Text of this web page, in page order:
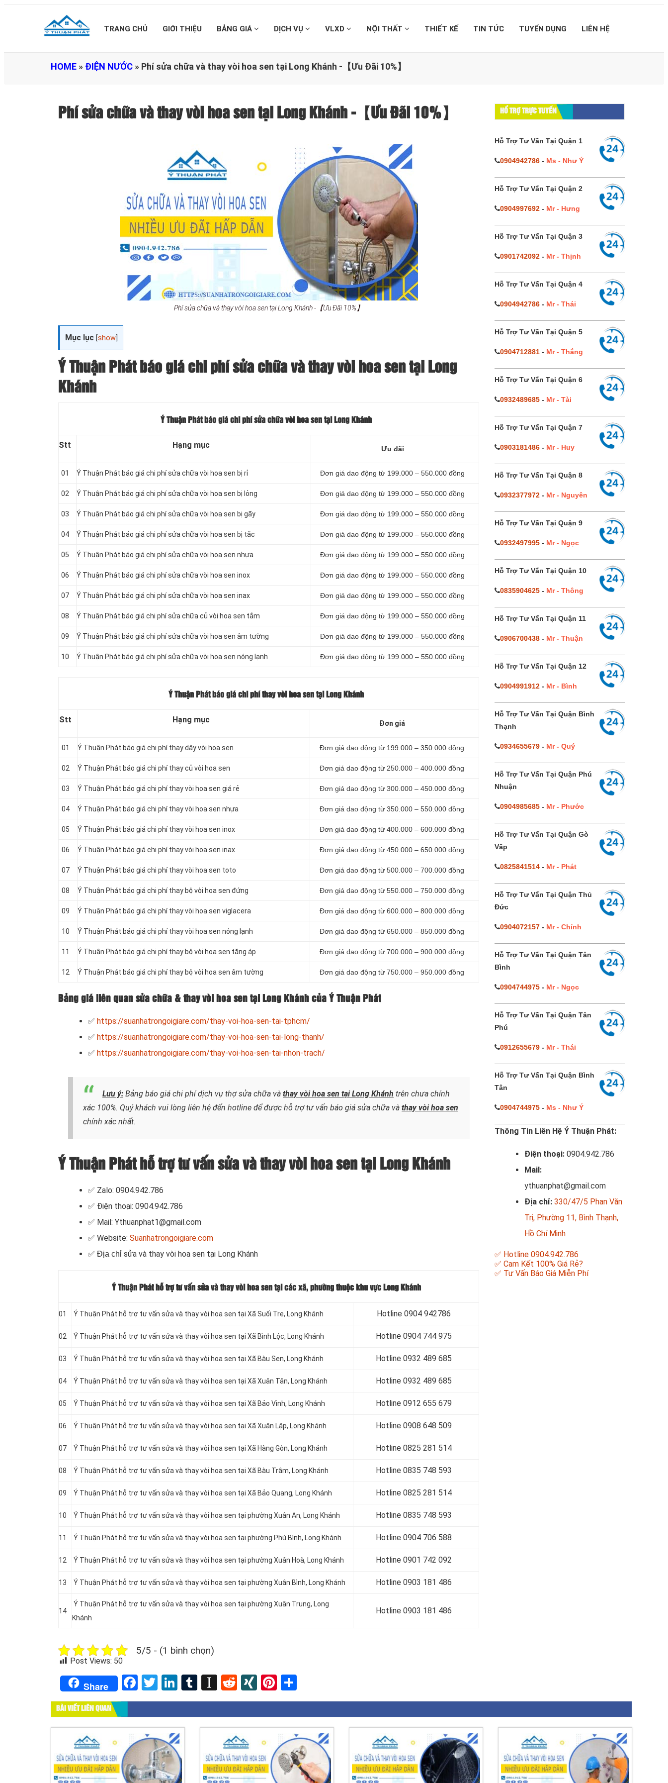
TRANG CHỦ GIỚI THIỆU BẢNG GIÁ DỊCH VỤ VLXD NỘI THẤT THIẾT KẾ TIN TỨC TUYỂN DỤNG LIÊN HỆ
HOME » ĐIỆN NƯỚC » Phí sửa chữa và thay vòi hoa sen tại Long Khánh -【Ưu Đãi 10%】
Phí sửa chữa và thay vòi hoa sen tại Long Khánh -【Ưu Đãi 10%】
Phí sửa chữa và thay vòi hoa sen tại Long Khánh -【Ưu Đãi 10%】
Mục lục [show
Ý Thuận Phát báo giá chi phí sửa chữa và thay vòi hoa sen tại Long
Khánh
Ý Thuận Phát báo giá chi phí sửa chữa vòi hoa sen tại Long Khánh
Stt Hạng mục Ưu đãi
01 Ý Thuận Phát báo giá chi phí sửa chữa vòi hoa sen bị rỉ Đơn giá dao động từ 199.000 – 550.000 đồng
02 Ý Thuận Phát báo giá chi phí sửa chữa vòi hoa sen bị lỏng Đơn giá dao động từ 199.000 – 550.000 đồng
03 Ý Thuận Phát báo giá chi phí sửa chữa vòi hoa sen bị gãy Đơn giá dao động từ 199.000 – 550.000 đồng
04 Ý Thuận Phát báo giá chi phí sửa chữa vòi hoa sen bị tắc Đơn giá dao động từ 199.000 – 550.000 đồng
05 Ý Thuận Phát báo giá chi phí sửa chữa vòi hoa sen nhựa Đơn giá dao động từ 199.000 – 550.000 đồng
06 Ý Thuận Phát báo giá chi phí sửa chữa vòi hoa sen inox Đơn giá dao động từ 199.000 – 550.000 đồng
07 Ý Thuận Phát báo giá chi phí sửa chữa vòi hoa sen inax Đơn giá dao động từ 199.000 – 550.000 đồng
08 Ý Thuận Phát báo giá chi phí sửa chữa củ vòi hoa sen tắm Đơn giá dao động từ 199.000 – 550.000 đồng
09 Ý Thuận Phát báo giá chi phí sửa chữa vòi hoa sen âm tường Đơn giá dao động từ 199.000 – 550.000 đồng
10 Ý Thuận Phát báo giá chi phí sửa chữa vòi hoa sen nóng lạnh Đơn giá dao động từ 199.000 – 550.000 đồng
Ý Thuận Phát báo giá chi phí thay vòi hoa sen tại Long Khánh
Stt Hạng mục Đơn giá
01 Ý Thuận Phát báo giá chi phí thay dây vòi hoa sen Đơn giá dao động từ 199.000 – 350.000 đồng
02 Ý Thuận Phát báo giá chi phí thay củ vòi hoa sen Đơn giá dao động từ 250.000 – 400.000 đồng
03 Ý Thuận Phát báo giá chi phí thay vòi hoa sen giá rẻ Đơn giá dao động từ 300.000 – 450.000 đồng
04 Ý Thuận Phát báo giá chi phí thay vòi hoa sen nhựa Đơn giá dao động từ 350.000 – 550.000 đồng
05 Ý Thuận Phát báo giá chi phí thay vòi hoa sen inox Đơn giá dao động từ 400.000 – 600.000 đồng
06 Ý Thuận Phát báo giá chi phí thay vòi hoa sen inax Đơn giá dao động từ 450.000 – 650.000 đồng
07 Ý Thuận Phát báo giá chi phí thay vòi hoa sen toto Đơn giá dao động từ 500.000 – 700.000 đồng
08 Ý Thuận Phát báo giá chi phí thay bộ vòi hoa sen đứng Đơn giá dao động từ 550.000 – 750.000 đồng
09 Ý Thuận Phát báo giá chi phí thay vòi hoa sen viglacera Đơn giá dao động từ 600.000 – 800.000 đồng
10 Ý Thuận Phát báo giá chi phí thay vòi hoa sen nóng lạnh Đơn giá dao động từ 650.000 – 850.000 đồng
11 Ý Thuận Phát báo giá chi phí thay bộ vòi hoa sen tăng áp Đơn giá dao động từ 700.000 – 900.000 đồng
12 Ý Thuận Phát báo giá chi phí thay bộ vòi hoa sen âm tường Đơn giá dao động từ 750.000 – 950.000 đồng
Bảng giá liên quan sửa chữa & thay vòi hoa sen tại Long Khánh của Ý Thuận Phát
✅ https://suanhatrongoigiare.com/thay-voi-hoa-sen-tai-tphcm/
✅ https://suanhatrongoigiare.com/thay-voi-hoa-sen-tai-long-thanh/
✅ https://suanhatrongoigiare.com/thay-voi-hoa-sen-tai-nhon-trach/
Lưu ý: Bảng báo giá chi phí dịch vụ thợ sửa chữa và thay vòi hoa sen tại Long Khánh trên chưa chính
xác 100%. Quý khách vui lòng liên hệ đến hotline để được hỗ trợ tư vấn báo giá sửa chữa và thay vòi hoa sen
chính xác nhất.
Ý Thuận Phát hỗ trợ tư vấn sửa và thay vòi hoa sen tại Long Khánh
✅ Zalo: 0904.942.786
✅ Điện thoại: 0904.942.786
✅ Mail: Ythuanphat1@gmail.com
✅ Website: Suanhatrongoigiare.com
✅ Địa chỉ sửa và thay vòi hoa sen tại Long Khánh
Ý Thuận Phát hỗ trợ tư vấn sửa và thay vòi hoa sen tại các xã, phường thuộc khu vực Long Khánh
01 Ý Thuận Phát hỗ trợ tư vấn sửa và thay vòi hoa sen tại Xã Suối Tre, Long Khánh Hotline 0904 942786
02 Ý Thuận Phát hỗ trợ tư vấn sửa và thay vòi hoa sen tại Xã Bình Lộc, Long Khánh Hotline 0904 744 975
03 Ý Thuận Phát hỗ trợ tư vấn sửa và thay vòi hoa sen tại Xã Bàu Sen, Long Khánh Hotline 0932 489 685
04 Ý Thuận Phát hỗ trợ tư vấn sửa và thay vòi hoa sen tại Xã Xuân Tân, Long Khánh Hotline 0932 489 685
05 Ý Thuận Phát hỗ trợ tư vấn sửa và thay vòi hoa sen tại Xã Bảo Vinh, Long Khánh Hotline 0912 655 679
06 Ý Thuận Phát hỗ trợ tư vấn sửa và thay vòi hoa sen tại Xã Xuân Lập, Long Khánh Hotline 0908 648 509
07 Ý Thuận Phát hỗ trợ tư vấn sửa và thay vòi hoa sen tại Xã Hàng Gòn, Long Khánh Hotline 0825 281 514
08 Ý Thuận Phát hỗ trợ tư vấn sửa và thay vòi hoa sen tại Xã Bàu Trâm, Long Khánh Hotline 0835 748 593
09 Ý Thuận Phát hỗ trợ tư vấn sửa và thay vòi hoa sen tại Xã Bảo Quang, Long Khánh Hotline 0825 281 514
10 Ý Thuận Phát hỗ trợ tư vấn sửa và thay vòi hoa sen tại phường Xuân An, Long Khánh Hotline 0835 748 593
11 Ý Thuận Phát hỗ trợ tư vấn sửa và thay vòi hoa sen tại phường Phú Bình, Long Khánh Hotline 0904 706 588
12 Ý Thuận Phát hỗ trợ tư vấn sửa và thay vòi hoa sen tại phường Xuân Hoà, Long Khánh Hotline 0901 742 092
13 Ý Thuận Phát hỗ trợ tư vấn sửa và thay vòi hoa sen tại phường Xuân Bình, Long Khánh Hotline 0903 181 486
14
Ý Thuận Phát hỗ trợ tư vấn sửa và thay vòi hoa sen tại phường Xuân Trung, Long
Khánh
Hotline 0903 181 486
5/5 - (1 bình chọn)
Post Views: 50
Share Facebook
TwitterLinkedIn
Tumblr
Instapaper
RedditXINGPinterest
HỔ TRỢ TRỰC TUYẾN
Hỗ Trợ Tư Vấn Tại Quận 1
0904942786- Ms - Như Ý
Hỗ Trợ Tư Vấn Tại Quận 2
0904997692- Mr - Hưng
Hỗ Trợ Tư Vấn Tại Quận 3
0901742092- Mr - Thịnh
Hỗ Trợ Tư Vấn Tại Quận 4
0904942786- Mr - Thái
Hỗ Trợ Tư Vấn Tại Quận 5
0904712881- Mr - Thắng
Hỗ Trợ Tư Vấn Tại Quận 6
0932489685- Mr - Tài
Hỗ Trợ Tư Vấn Tại Quận 7
0903181486- Mr - Huy
Hỗ Trợ Tư Vấn Tại Quận 8
0932377972- Mr - Nguyên
Hỗ Trợ Tư Vấn Tại Quận 9
0932497995- Mr - Ngọc
Hỗ Trợ Tư Vấn Tại Quận 10
0835904625- Mr - Thông
Hỗ Trợ Tư Vấn Tại Quận 11
0906700438- Mr - Thuận
Hỗ Trợ Tư Vấn Tại Quận 12
0904991912- Mr - Bình
Hỗ Trợ Tư Vấn Tại Quận Bình
Thạnh
0934655679- Mr - Quý
Hỗ Trợ Tư Vấn Tại Quận Phú
Nhuận
0904985685- Mr - Phước
Hỗ Trợ Tư Vấn Tại Quận Gò
Vấp
0825841514- Mr - Phát
Hỗ Trợ Tư Vấn Tại Quận Thủ
Đức
0904072157- Mr - Chính
Hỗ Trợ Tư Vấn Tại Quận Tân
Bình
0904744975- Mr - Ngọc
Hỗ Trợ Tư Vấn Tại Quận Tân
Phú
0912655679- Mr - Thái
Hỗ Trợ Tư Vấn Tại Quận Bình
Tân
0904744975- Ms - Như Ý
Thông Tin Liên Hệ Ý Thuận Phát:
Điện thoại: 0904.942.786
Mail:
ythuanphat@gmail.com
Địa chỉ: 330/47/5 Phan Văn
Trị, Phường 11, Bình Thạnh,
Hồ Chí Minh
✅ Hotline 0904.942.786
✅ Cam Kết 100% Giá Rẻ?
✅ Tư Vấn Báo Giá Miễn Phí
BÀI VIẾT LIÊN QUAN